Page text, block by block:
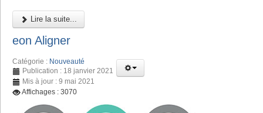
Lire la suite...
eon Aligner
Catégorie : Nouveauté
Publication : 18 janvier 2021
Mis à jour : 9 mai 2021
Affichages : 3070